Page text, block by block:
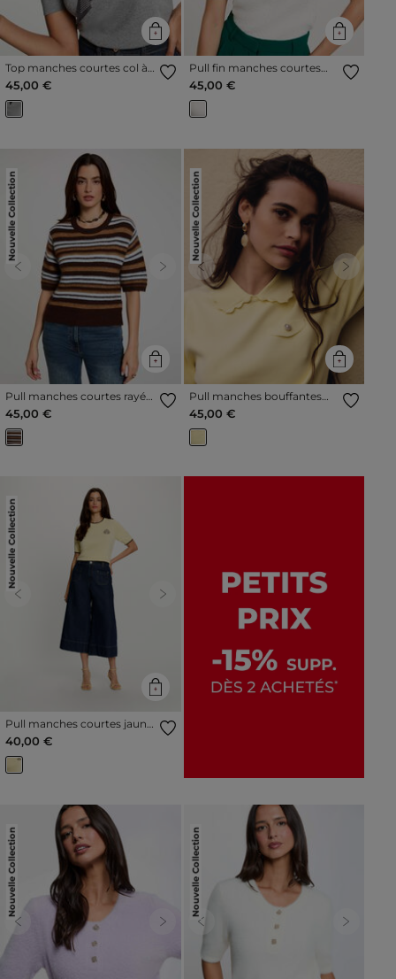
Top manches courtes col à
revers gris clair femme
45,00 €
Pull fin manches courtes
vert femme
45,00 €
Nouvelle Collection
Previous Next
Pull manches courtes rayé
marron femme
45,00 €
Nouvelle Collection
Previous Next
Pull manches bouffantes
jaune pastel femme
45,00 €
Nouvelle Collection
Previous Next
Pull manches courtes jaune
pastel femme
40,00 €
Nouvelle Collection
Previous Next
Nouvelle Collection
Previous Next